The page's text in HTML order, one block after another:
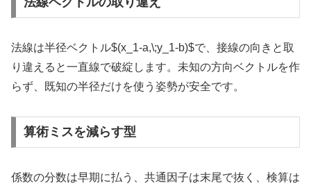
法線は半径ベクトル$(x_1-a,\;y_1-b)$で、接線の向きと取
り違えると一直線で破綻します。未知の方向ベクトルを作
らず、既知の半径だけを使う姿勢が安全です。
算術ミスを減らす型
係数の分数は早期に払う、共通因子は末尾で抜く、検算は